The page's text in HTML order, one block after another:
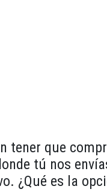
tener que
tú nos
¿Qué es la